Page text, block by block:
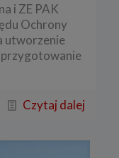
i ZE PAK
Ochrony
utworzenie
przygotowanie
Czytaj dalej